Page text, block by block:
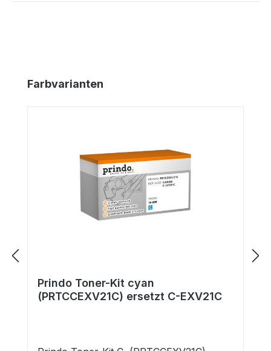
Produktgalerie überspringen
Farbvarianten
Prindo Toner-Kit cyan
(PRTCCEXV21C) ersetzt C-EXV21C